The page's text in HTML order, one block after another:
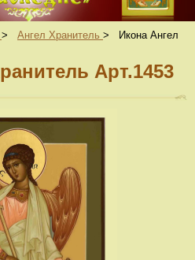
> Ангел Хранитель >
Икона Ангел
Арт.1453